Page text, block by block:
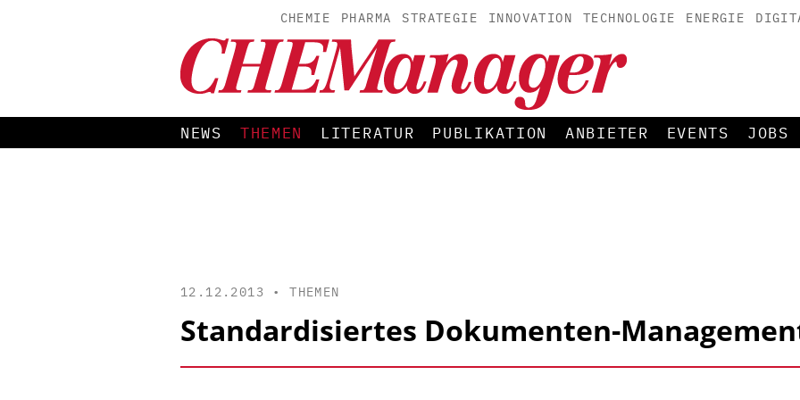
CHEMIE PHARMA STRATEGIE INNOVATION TECHNOLOGIE ENERGIE
NEWS THEMEN LITERATUR PUBLIKATION ANBIETER EVENTS JOBS
12.12.2013 •THEMEN
Standardisiertes Dokumenten-